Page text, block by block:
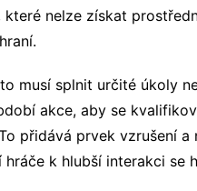
které nelze získat
musí splnit určité úkoly
akce, aby se
přidává prvek vzrušení a
hráče k hlubší interakci se